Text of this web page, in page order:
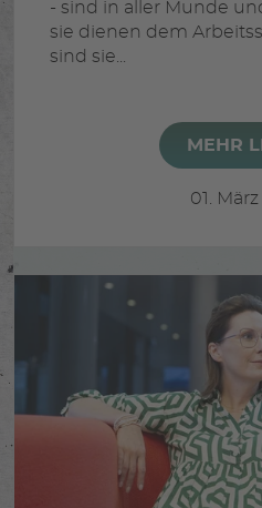
- sind in aller Munde
sie dienen dem
sind sie...
MEHR
01.